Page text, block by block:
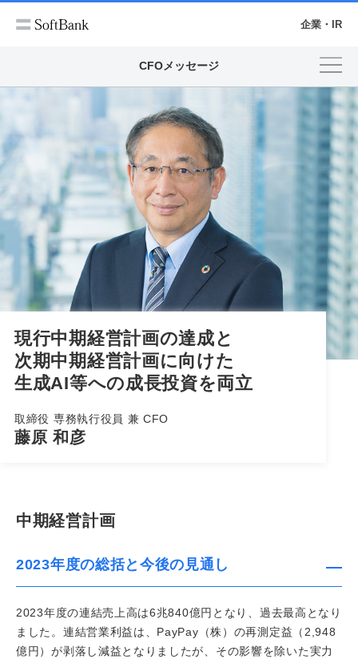
企業・IR
CFOメッセージ
現行中期経営計画の達成と
次期中期経営計画に向けた
生成AI等への成長投資を両立
取締役 専務執行役員 兼 CFO
藤原 和彦
中期経営計画
2023年度の総括と今後の見通し
2023年度の連結売上高は6兆840億円となり、過去最高となり
ました。連結営業利益は、PayPay（株）の再測定益（2,948
億円）が剥落し減益となりましたが、その影響を除いた実力